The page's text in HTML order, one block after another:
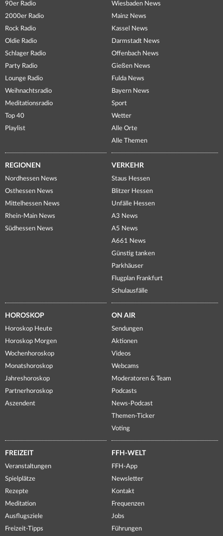
90er Radio
2000er Radio
Rock Radio
Oldie Radio
Schlager Radio
Party Radio
Lounge Radio
Weihnachtsradio
Meditationsradio
Top 40
Playlist
Wiesbaden News
Mainz News
Kassel News
Darmstadt News
Offenbach News
Gießen News
Fulda News
Bayern News
Sport
Wetter
Alle Orte
Alle Themen
REGIONEN
Nordhessen News
Osthessen News
Mittelhessen News
Rhein-Main News
Südhessen News
VERKEHR
Staus Hessen
Blitzer Hessen
Unfälle Hessen
A3 News
A5 News
A661 News
Günstig tanken
Parkhäuser
Flugplan Frankfurt
Schulausfälle
HOROSKOP
Horoskop Heute
Horoskop Morgen
Wochenhoroskop
Monatshoroskop
Jahreshoroskop
Partnerhoroskop
Aszendent
ON AIR
Sendungen
Aktionen
Videos
Webcams
Moderatoren & Team
Podcasts
News-Podcast
Themen-Ticker
Voting
FREIZEIT
Veranstaltungen
Spielplätze
Rezepte
Meditation
Ausflugsziele
Freizeit-Tipps
FFH-WELT
FFH-App
Newsletter
Kontakt
Frequenzen
Jobs
Führungen